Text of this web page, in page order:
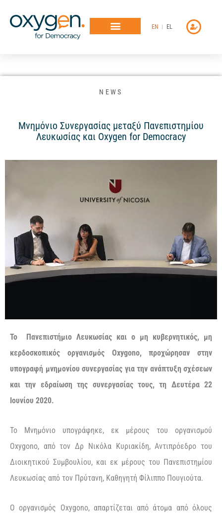
στο
περιεχόμενο
EN EL
NEWS
Μνημόνιο Συνεργασίας μεταξύ Πανεπιστημίου
Λευκωσίας και Oxygen for Democracy
Το Πανεπιστήμιο Λευκωσίας και ο μη κυβερνητικός, μη
κερδοσκοπικός οργανισμός Oxygono, προχώρησαν στην
υπογραφή μνημονίου συνεργασίας για την ανάπτυξη σχέσεων
και την εδραίωση της συνεργασίας τους, τη Δευτέρα 22
Ιουνίου 2020.
Το Μνημόνιο υπογράφηκε, εκ μέρους του οργανισμού
Oxygono, από τον Δρ Νικόλα Κυριακίδη, Αντιπρόεδρο του
Διοικητικού Συμβουλίου, και εκ μέρους του Πανεπιστημίου
Λευκωσίας από τον Πρύτανη, Καθηγητή Φίλιππο Πουγιούτα.
Ο οργανισμός Oxygono, απαρτίζεται από άτομα από όλους